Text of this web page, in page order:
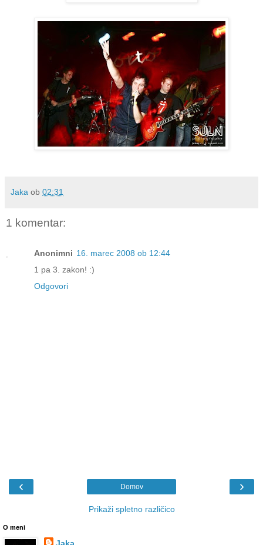
Jaka ob 02:31
1 komentar:
Anonimni 16. marec 2008 ob 12:44
1 pa 3. zakon! :)
Odgovori
‹ ›
Domov
Prikaži spletno različico
O meni
Jaka